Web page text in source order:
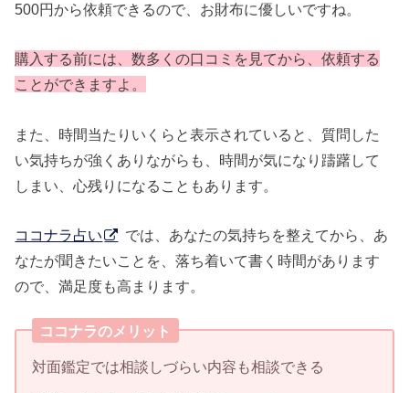
500円から依頼できるので、お財布に優しいですね。
購入する前には、数多くの口コミを見てから、依頼する
ことができますよ。
また、時間当たりいくらと表示されていると、質問した
い気持ちが強くありながらも、時間が気になり躊躇して
しまい、心残りになることもあります。
ココナラ占い
では、あなたの気持ちを整えてから、あ
なたが聞きたいことを、落ち着いて書く時間があります
ので、満足度も高まります。
ココナラのメリット
対面鑑定では相談しづらい内容も相談できる